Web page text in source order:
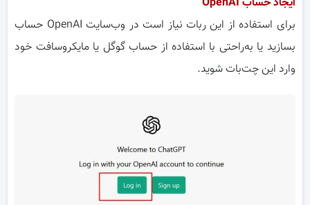
برای استفاده از این ربات نیاز است در وب‌سایت OpenAI حساب
بسازید یا به‌راحتی با استفاده از حساب گوگل یا مایکروسافت خود
وارد این چت‌بات شوید.